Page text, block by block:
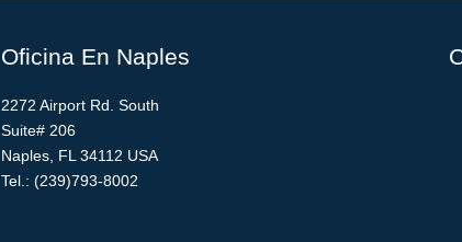
Oficina En Naples
2272 Airport Rd. South
Suite# 206
Naples, FL 34112 USA
Tel.: (239)793-8002